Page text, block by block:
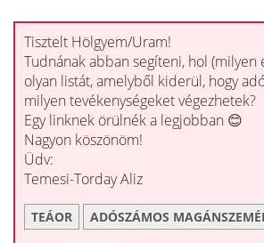
Tisztelt Hölgyem/Uram!
Tudnának abban segíteni, hol (milyen
olyan listát, amelyből kiderül, hogy
milyen tevékenységeket végezhetek?
Egy linknek örülnék a legjobban 😊
Nagyon köszönöm!
Üdv:
Temesi-Torday Aliz
TEÁOR ADÓSZÁMOS